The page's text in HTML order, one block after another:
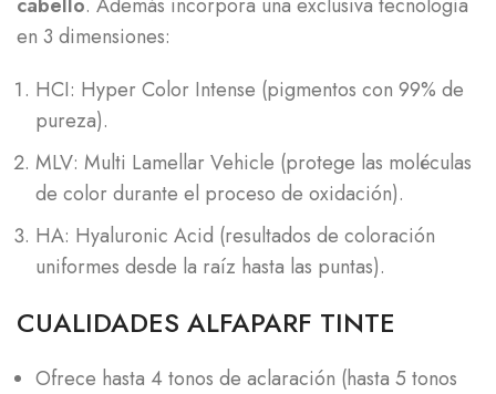
en 3 dimensiones:
HCI: Hyper Color Intense (pigmentos con 99% de
pureza).
MLV: Multi Lamellar Vehicle (protege las moléculas
de color durante el proceso de oxidación).
HA: Hyaluronic Acid (resultados de coloración
uniformes desde la raíz hasta las puntas).
CUALIDADES ALFAPARF TINTE
Ofrece hasta 4 tonos de aclaración (hasta 5 tonos